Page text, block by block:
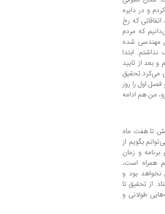
و در دایره
که رخ
که مردم
مهندسی شده
ابتدا
بعد از تایید
می‌کرد.تحقیق
اول را روز
من هم ادامه
تا هفت ماه
بگویم از
و زمان
همراه است،
بود و
از تحقیق تا
طولانی و